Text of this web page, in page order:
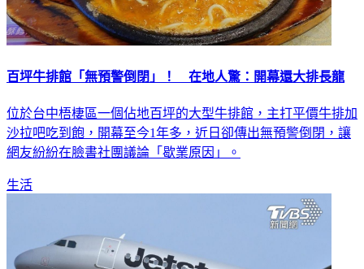
百坪牛排館「無預警倒閉」！ 在地人驚：開幕還大排長龍
位於台中梧棲區一個佔地百坪的大型牛排館，主打平價牛排加
沙拉吧吃到飽，開幕至今1年多，近日卻傳出無預警倒閉，讓
網友紛紛在臉書社團議論「歇業原因」。
生活